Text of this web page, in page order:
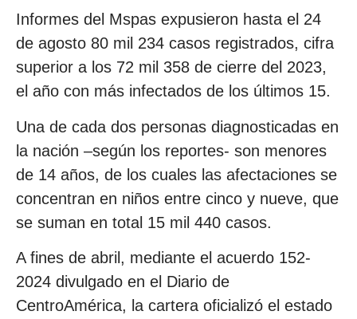
Informes del Mspas expusieron hasta el 24
de agosto 80 mil 234 casos registrados, cifra
superior a los 72 mil 358 de cierre del 2023,
el año con más infectados de los últimos 15.
Una de cada dos personas diagnosticadas en
la nación –según los reportes- son menores
de 14 años, de los cuales las afectaciones se
concentran en niños entre cinco y nueve, que
se suman en total 15 mil 440 casos.
A fines de abril, mediante el acuerdo 152-
2024 divulgado en el Diario de
CentroAmérica, la cartera oficializó el estado